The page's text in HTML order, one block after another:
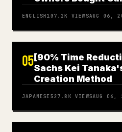
ENGLISH 107.2K VIEWSAUG 06,
05 [90% Time
Sachs Kei
Creation Method
JAPANESE 527.8K VIEWSAUG 06,